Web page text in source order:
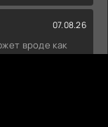
07.08.26
вроде как